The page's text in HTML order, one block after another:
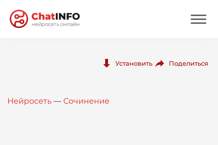
Вход
Установить Поделиться
Нейросеть — Сочинение